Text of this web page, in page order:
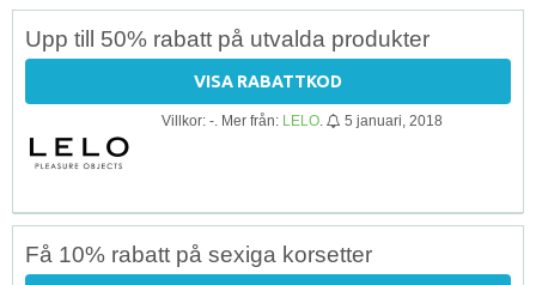
Upp till 50% rabatt på utvalda produkter
VISA RABATTKOD
Villkor: -. Mer från: LELO 5 januari, 2018
Få 10% rabatt på sexiga korsetter